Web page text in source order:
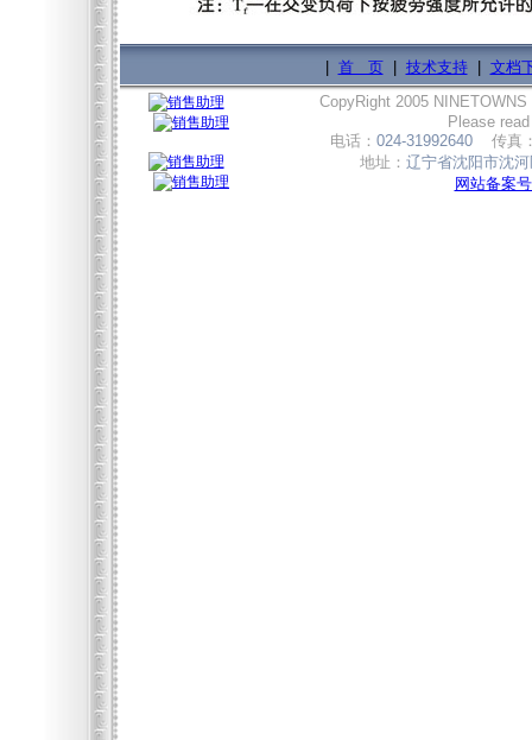
首 页| 技术支持| 文档
CopyRight 2005 NINETOWNS
Please
电话： 024-31992640 传真
地址： 辽宁省沈阳市沈
网站备案